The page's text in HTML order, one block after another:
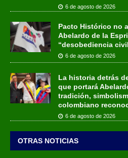
6 de agosto de 2026
Pacto Histórico no
Abelardo de la
“desobediencia
6 de agosto de 2026
La historia detrás
que portará
tradición,
colombiano
6 de agosto de 2026
OTRAS NOTICIAS